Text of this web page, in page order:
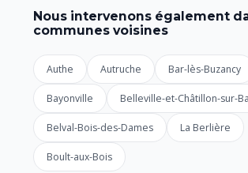
Nous intervenons également
communes voisines
Authe Autruche Bar-lès-Buzancy
Bayonville Belleville-et-Châtillon-sur-
Belval-Bois-des-Dames La Berlière
Boult-aux-Bois